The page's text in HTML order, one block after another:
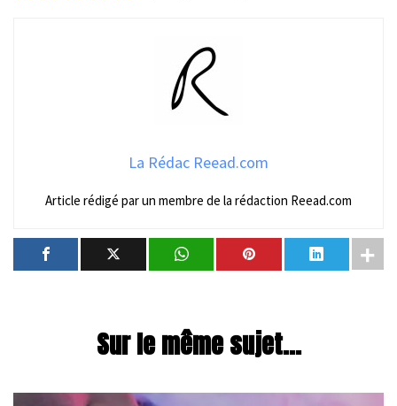
La Rédac Reead.com
Article rédigé par un membre de la rédaction Reead.com
Sur le même sujet...